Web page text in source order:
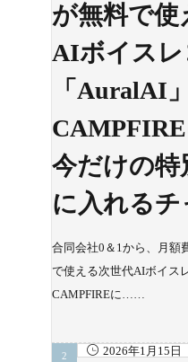
が無料で使
AIボイス
「AuralAI
CAMPFIRE
今だけの特
に入れるチ
合同会社0＆1から、月額
で使える次世代AIボイス
CAMPFIREに……
2026年1月15日